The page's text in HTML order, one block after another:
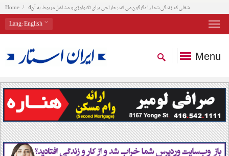
Home شغلی که زندگی شما را دگرگون می کند: طراحی برای تكنولوژی و مشاغل مربوط به آن4
Lang: English
Menu